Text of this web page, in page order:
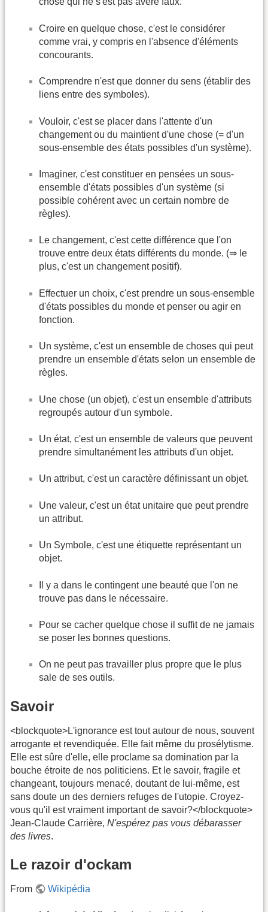
Croire en quelque chose, c'est le considérer
comme vrai, y compris en l'absence d'éléments
concourants.
Comprendre n'est que donner du sens (établir des
liens entre des symboles).
Vouloir, c'est se placer dans l'attente d'un
changement ou du maintient d'une chose (= d'un
sous-ensemble des états possibles d'un système).
Imaginer, c'est constituer en pensées un sous-
ensemble d'états possibles d'un système (si
possible cohérent avec un certain nombre de
règles).
Le changement, c'est cette différence que l'on
trouve entre deux états différents du monde. (⇒ le
plus, c'est un changement positif).
Effectuer un choix, c'est prendre un sous-ensemble
d'états possibles du monde et penser ou agir en
fonction.
Un système, c'est un ensemble de choses qui peut
prendre un ensemble d'états selon un ensemble de
règles.
Une chose (un objet), c'est un ensemble d'attributs
regroupés autour d'un symbole.
Un état, c'est un ensemble de valeurs que peuvent
prendre simultanément les attributs d'un objet.
Un attribut, c'est un caractère définissant un objet.
Une valeur, c'est un état unitaire que peut prendre
un attribut.
Un Symbole, c'est une étiquette représentant un
objet.
Il y a dans le contingent une beauté que l'on ne
trouve pas dans le nécessaire.
Pour se cacher quelque chose il suffit de ne jamais
se poser les bonnes questions.
On ne peut pas travailler plus propre que le plus
sale de ses outils.
Savoir
<blockquote>L'ignorance est tout autour de nous, souvent
arrogante et revendiquée. Elle fait même du prosélytisme.
Elle est sûre d'elle, elle proclame sa domination par la
bouche étroite de nos politiciens. Et le savoir, fragile et
changeant, toujours menacé, doutant de lui-même, est
sans doute un des derniers refuges de l'utopie. Croyez-
vous qu'il est vraiment important de savoir?</blockquote>
Jean-Claude Carrière, N'espérez pas vous débarasser
des livres.
Le razoir d'ockam
From Wikipédia